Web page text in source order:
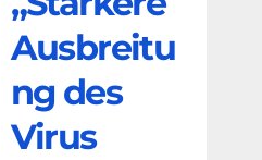
Ausbreitu
ng des
Virus